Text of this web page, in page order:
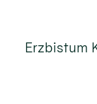
Erzbistum